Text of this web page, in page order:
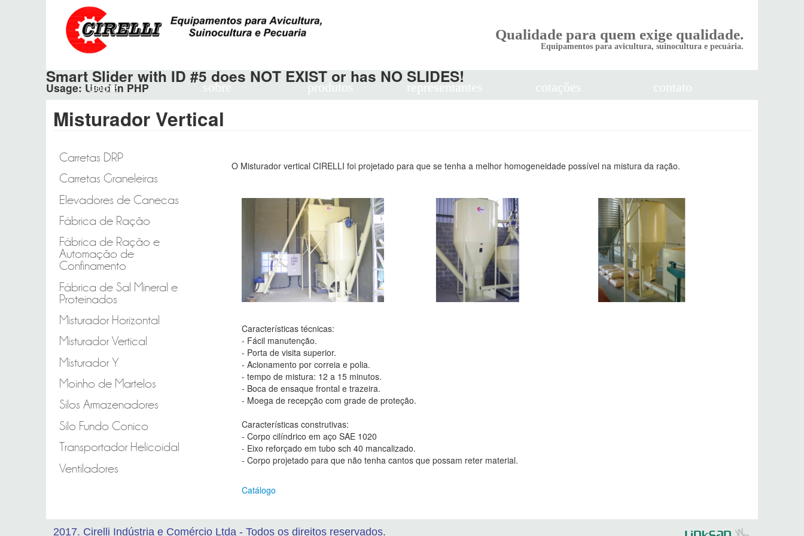
Qualidade para quem exige qualidade.
Equipamentos para avicultura, suinocultura e pecuária.
home sobre produtos representantes cotações contato
Smart Slider with ID #5 does NOT EXIST or has NO SLIDES!
Usage: Used in PHP
Misturador Vertical
O Misturador vertical CIRELLI foi projetado para que se tenha a melhor homogeneidade possível na mistura da ração.
Características técnicas:
- Fácil manutenção.
- Porta de visita superior.
- Acionamento por correia e polia.
- tempo de mistura: 12 a 15 minutos.
- Boca de ensaque frontal e trazeira.
- Moega de recepção com grade de proteção.
Características construtivas:
- Corpo cilíndrico em aço SAE 1020
- Eixo reforçado em tubo sch 40 mancalizado.
- Corpo projetado para que não tenha cantos que possam reter material.
Catálogo
Carretas DRP
Carretas Graneleiras
Elevadores de Canecas
Fábrica de Ração
Fábrica de Ração e
Automação de
Confinamento
Fábrica de Sal Mineral e
Proteinados
Misturador Horizontal
Misturador Vertical
Misturador Y
Moinho de Martelos
Silos Armazenadores
Silo Fundo Conico
Transportador Helicoidal
Ventiladores
2017. Cirelli Indústria e Comércio Ltda - Todos os direitos reservados.